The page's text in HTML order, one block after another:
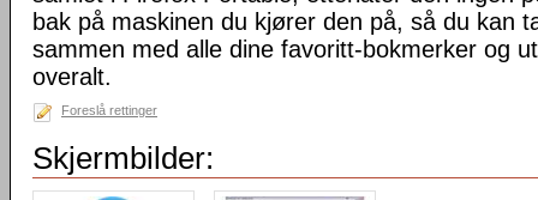
bak på maskinen du kjører den på, så du kan
sammen med alle dine favoritt-bokmerker og
overalt.
Foreslå rettinger
Skjermbilder: